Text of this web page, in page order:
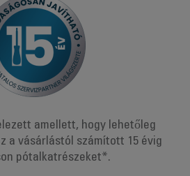
amellett, hogy lehetőleg
a vásárlástól számított 15 évig
pótalkatrészeket*.